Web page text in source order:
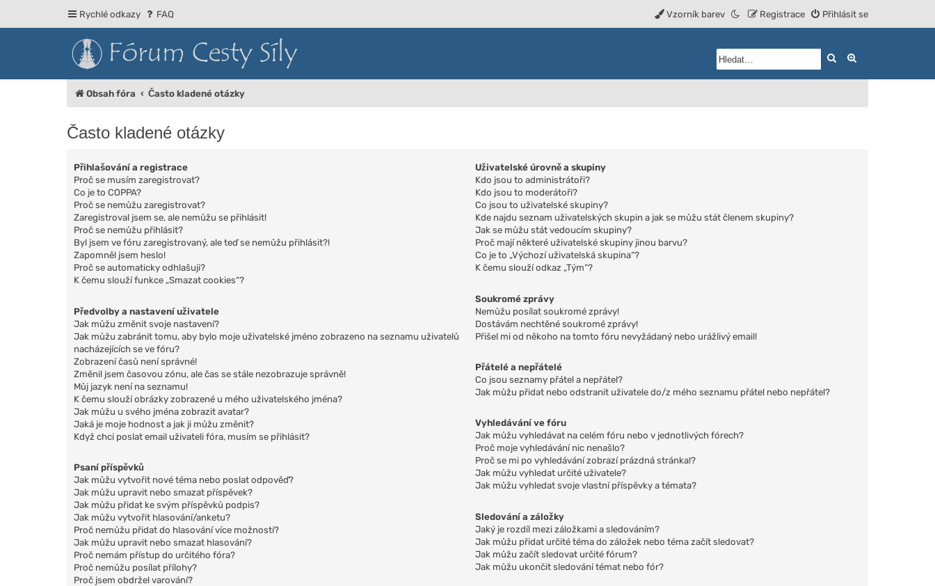
Rychlé odkazy FAQ Přihlásit se
Registrace
Vzorník barev
Hledat
Obsah fóra Často kladené otázky
Často kladené otázky
Přihlašování a registrace
Proč se musím zaregistrovat?
Co je to COPPA?
Proč se nemůžu zaregistrovat?
Zaregistroval jsem se, ale nemůžu se přihlásit!
Proč se nemůžu přihlásit?
Byl jsem ve fóru zaregistrovaný, ale teď se nemůžu přihlásit?!
Zapomněl jsem heslo!
Proč se automaticky odhlašuji?
K čemu slouží funkce „Smazat cookies“?
Předvolby a nastavení uživatele
Jak můžu změnit svoje nastavení?
Jak můžu zabránit tomu, aby bylo moje uživatelské jméno zobrazeno na seznamu uživatelů
nacházejících se ve fóru?
Zobrazení časů není správné!
Změnil jsem časovou zónu, ale čas se stále nezobrazuje správně!
Můj jazyk není na seznamu!
K čemu slouží obrázky zobrazené u mého uživatelského jména?
Jak můžu u svého jména zobrazit avatar?
Jaká je moje hodnost a jak ji můžu změnit?
Když chci poslat email uživateli fóra, musím se přihlásit?
Psaní příspěvků
Jak můžu vytvořit nové téma nebo poslat odpověď?
Jak můžu upravit nebo smazat příspěvek?
Jak můžu přidat ke svým příspěvků podpis?
Jak můžu vytvořit hlasování/anketu?
Proč nemůžu přidat do hlasování více možností?
Jak můžu upravit nebo smazat hlasování?
Proč nemám přístup do určitého fóra?
Proč nemůžu posílat přílohy?
Proč jsem obdržel varování?
Uživatelské úrovně a skupiny
Kdo jsou to administrátoři?
Kdo jsou to moderátoři?
Co jsou to uživatelské skupiny?
Kde najdu seznam uživatelských skupin a jak se můžu stát členem skupiny?
Jak se můžu stát vedoucím skupiny?
Proč mají některé uživatelské skupiny jinou barvu?
Co je to „Výchozí uživatelská skupina“?
K čemu slouží odkaz „Tým“?
Soukromé zprávy
Nemůžu posílat soukromé zprávy!
Dostávám nechtěné soukromé zprávy!
Přišel mi od někoho na tomto fóru nevyžádaný nebo urážlivý email!
Přátelé a nepřátelé
Co jsou seznamy přátel a nepřátel?
Jak můžu přidat nebo odstranit uživatele do/z mého seznamu přátel nebo nepřátel?
Vyhledávání ve fóru
Jak můžu vyhledávat na celém fóru nebo v jednotlivých fórech?
Proč moje vyhledávání nic nenašlo?
Proč se mi po vyhledávání zobrazí prázdná stránka!?
Jak můžu vyhledat určité uživatele?
Jak můžu vyhledat svoje vlastní příspěvky a témata?
Sledování a záložky
Jaký je rozdíl mezi záložkami a sledováním?
Jak můžu přidat určité téma do záložek nebo téma začít sledovat?
Jak můžu začít sledovat určité fórum?
Jak můžu ukončit sledování témat nebo fór?